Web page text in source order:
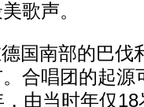
歌声。
南部的巴伐
合唱团的起源
由当时年仅18